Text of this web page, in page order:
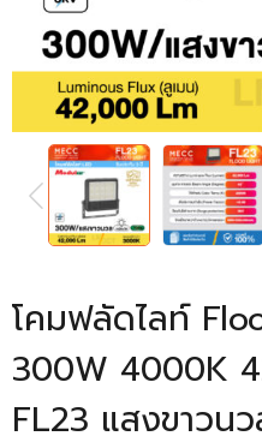
PREVIOUS
โคมฟลัดไลท์
300W 4000K
FL23 แสงขาวน